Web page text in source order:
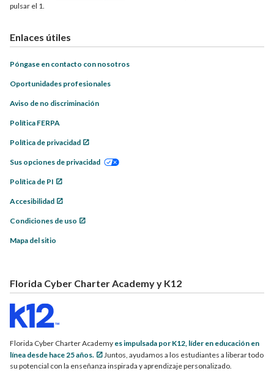
pulsar el 1.
Enlaces útiles
Póngase en contacto con nosotros
Oportunidades profesionales
Aviso de no discriminación
Política FERPA
Política de privacidad
Sus opciones de privacidad
Política de PI
Accesibilidad
Condiciones de uso
Mapa del sitio
Florida Cyber Charter Academy y K12
Florida Cyber Charter Academy es impulsada por K12, líder en educación en
línea desde hace 25 años.
Juntos, ayudamos a los estudiantes a liberar todo
su potencial con la enseñanza inspirada y aprendizaje personalizado.